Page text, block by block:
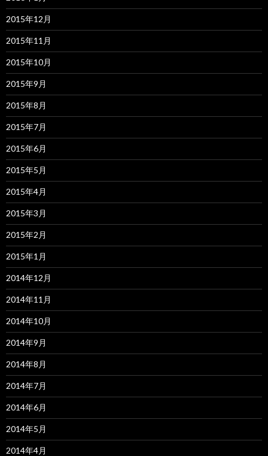
2015年12月
2015年11月
2015年10月
2015年9月
2015年8月
2015年7月
2015年6月
2015年5月
2015年4月
2015年3月
2015年2月
2015年1月
2014年12月
2014年11月
2014年10月
2014年9月
2014年8月
2014年7月
2014年6月
2014年5月
2014年4月